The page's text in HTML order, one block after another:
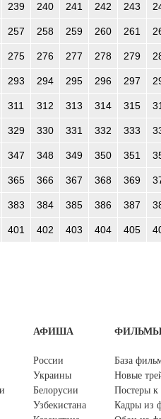
239 240 241 242 243
257 258 259 260 261
275 276 277 278 279
293 294 295 296 297
311 312 313 314 315
329 330 331 332 333
347 348 349 350 351
365 366 367 368 369
383 384 385 386 387
401 402 403 404 405
АФИША
России
Украины
Белорусии
Узбекистана
База
Новые
Постеры
Кадры из